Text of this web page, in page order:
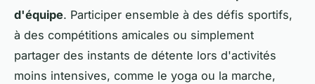
d'équipe. Participer ensemble à des défis sportifs,
à des compétitions amicales ou simplement
partager des instants de détente lors d'activités
moins intensives, comme le yoga ou la marche,